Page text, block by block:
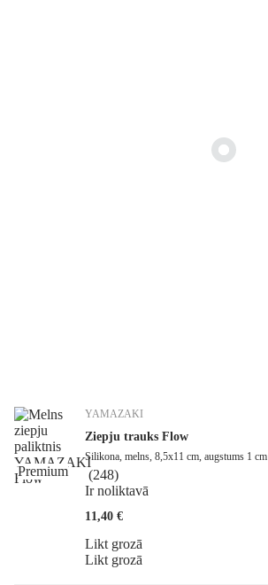
Premium
YAMAZAKI
Ziepju trauks Flow
Silikona, melns, 8,5x11 cm, augstums 1 cm
(248)
Ir noliktavā
11,40 €
Likt grozā
Likt grozā